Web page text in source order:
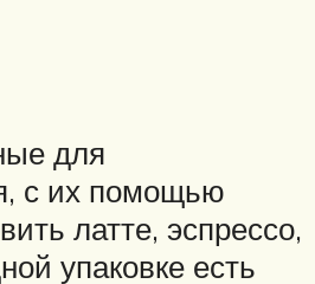
для
с их помощью
латте, эспрессо,
упаковке есть